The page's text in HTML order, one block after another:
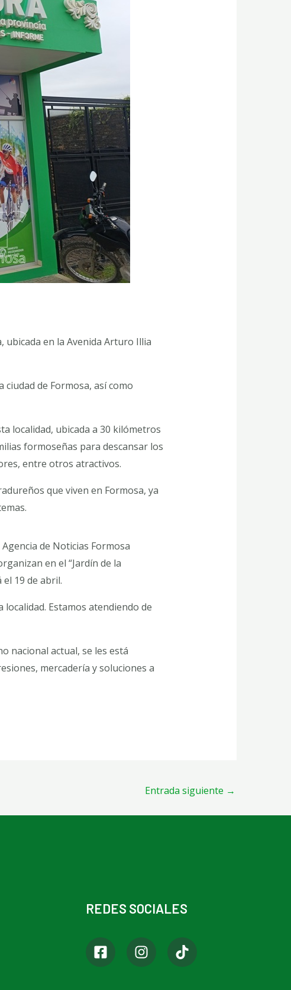
ubicada en la Avenida Arturo Illia
de Formosa, así como
localidad, ubicada a 30 kilómetros
formoseñas para descansar los
entre otros atractivos.
que viven en Formosa, ya
de Noticias Formosa
en el “Jardín de la
19 de abril.
Estamos atendiendo de
nacional actual, se les está
mercadería y soluciones a
Entrada siguiente →
REDES SOCIALES